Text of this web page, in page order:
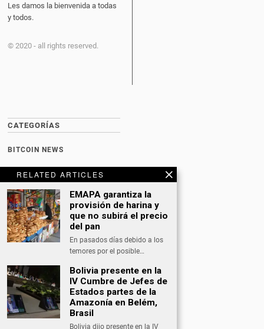
RELATED ARTICLES
EMAPA garantiza la
provisión de harina y
que no subirá el precio
del pan
En pasados días debido a los
temores por el posible…
Bolivia presente en la
IV Cumbre de Jefes de
Estados partes de la
Amazonía en Belém,
Brasil
Bolivia dijo presente en la IV
Les damos la bienvenida a todas
y todos.
© 2020 - all rights reserved.
CATEGORÍAS
BITCOIN NEWS
CULTURA
DATING
DEPORTES
ECONOMÍA
INTERNACIONAL
NACIONAL
OPINIÓN
SALUD